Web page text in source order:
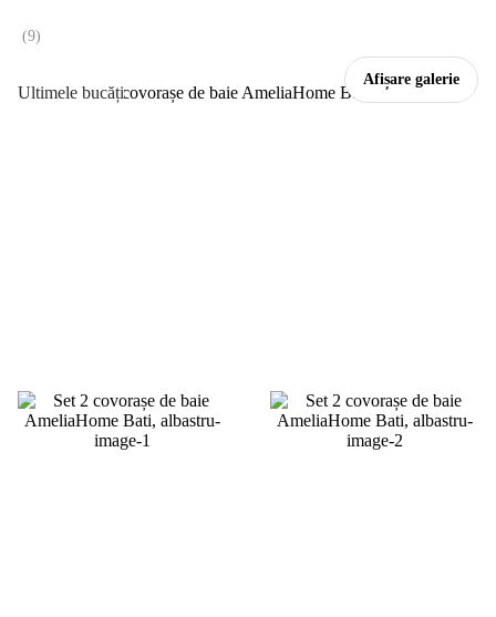
Afișare galerie
Ultimele bucăți
(9)